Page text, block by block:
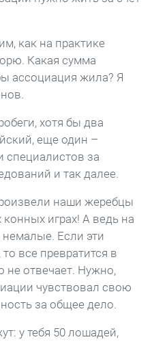
как на практике
Какая сумма
ассоциация жила? Я
хотя бы два
еще один –
за
и так далее.
наши жеребцы
играх! А ведь на
Если эти
все превратится в
не отвечает. Нужно,
чувствовал свою
за общее дело.
у тебя 50 лошадей,